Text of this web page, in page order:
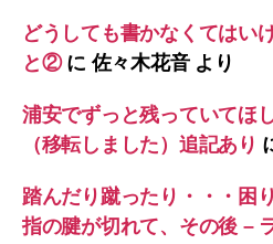
どうしても書かなくてはい
と②に佐々木花音より
浦安でずっと残っていて
（移転しました）追記あり
踏んだり蹴ったり・・・困
指の腱が切れて、その後 –